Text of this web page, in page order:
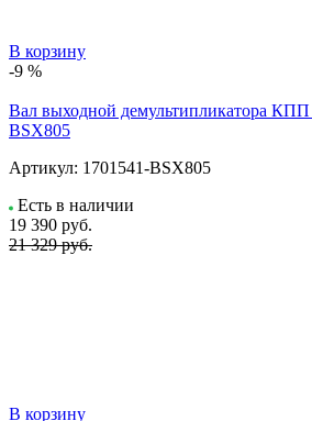
В корзину
-9 %
Вал выходной демультипликатора
BSX805
Артикул: 1701541-BSX805
Есть в наличии
19 390 руб.
21 329 руб.
В корзину